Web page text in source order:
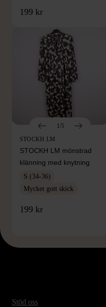
199 kr
1/5
STOCKH LM
STOCKH LM mönstrad
klänning med knytning
S (34-36)
Mycket gott skick
199 kr
Stöd oss